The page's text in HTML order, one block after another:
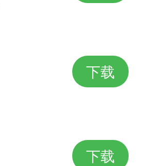
下载
下载